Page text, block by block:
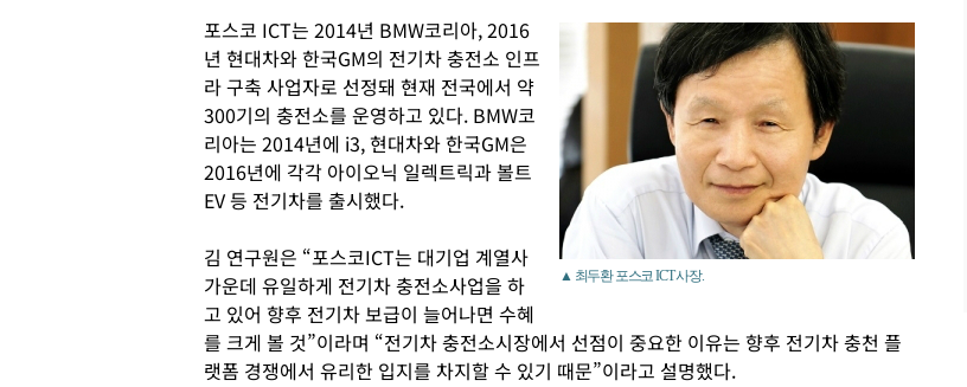
▲ 최두환 포스코 ICT 사장.
포스코 ICT는 2014년 BMW코리아, 2016
년 현대차와 한국GM의 전기차 충전소 인프
라 구축 사업자로 선정돼 현재 전국에서 약
300기의 충전소를 운영하고 있다. BMW코
리아는 2014년에 i3, 현대차와 한국GM은
2016년에 각각 아이오닉 일렉트릭과 볼트
EV 등 전기차를 출시했다.
김 연구원은 “포스코ICT는 대기업 계열사
가운데 유일하게 전기차 충전소사업을 하
고 있어 향후 전기차 보급이 늘어나면 수혜
를 크게 볼 것”이라며 “전기차 충전소시장에서 선점이 중요한 이유는 향후 전기차 충천 플
랫폼 경쟁에서 유리한 입지를 차지할 수 있기 때문”이라고 설명했다.